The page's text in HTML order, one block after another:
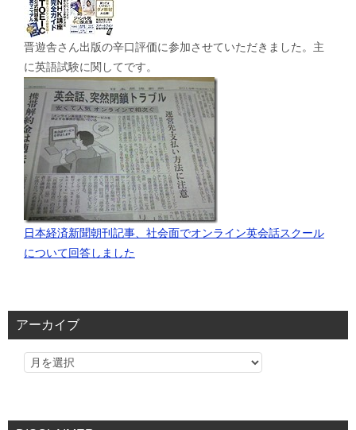
晋遊舎さん出版の辛口評価に参加させていただきました。主
に英語試験に関してです。
日本経済新聞朝刊記事、社会面でオンライン英会話スクール
について回答しました
アーカイブ